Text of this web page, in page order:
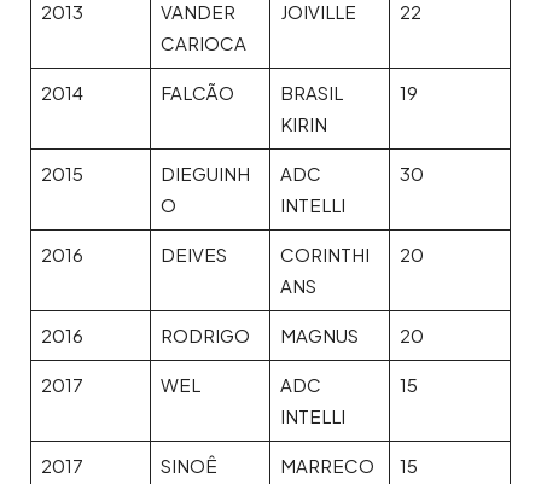
2013
VANDER
CARIOCA
JOIVILLE 22
2014 FALCÃO
BRASIL
KIRIN
19
2015
DIEGUINH
O
ADC
INTELLI
30
2016 DEIVES
CORINTHI
ANS
20
2016 RODRIGO MAGNUS 20
2017 WEL
ADC
INTELLI
15
2017 SINOÊ MARRECO 15